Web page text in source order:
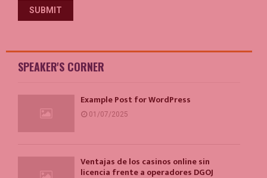
SPEAKER'S CORNER
Example Post for WordPress
01/07/2025
Ventajas de los casinos online sin
licencia frente a operadores DGOJ